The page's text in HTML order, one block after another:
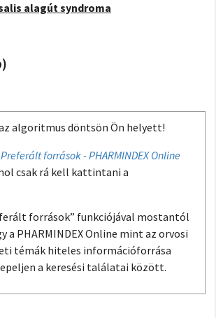
alagút syndroma
algoritmus döntsön Ön helyett!
Preferált források - PHARMINDEX Online
csak rá kell kattintani a
források” funkciójával mostantól
a PHARMINDEX Online mint az orvosi
témák hiteles információforrása
a keresési találatai között.